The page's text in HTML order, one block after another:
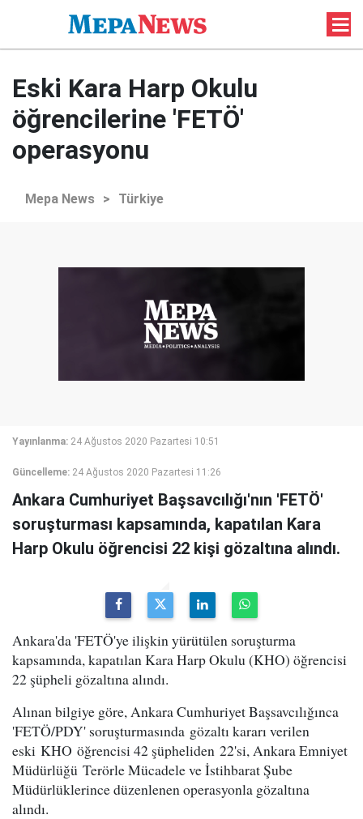
Eski Kara Harp Okulu
öğrencilerine 'FETÖ'
operasyonu
Mepa News > Türkiye
Yayınlanma: 24 Ağustos 2020 Pazartesi 10:51
Güncelleme: 24 Ağustos 2020 Pazartesi 11:26
Ankara Cumhuriyet Başsavcılığı'nın 'FETÖ'
soruşturması kapsamında, kapatılan Kara
Harp Okulu öğrencisi 22 kişi gözaltına alındı.
Ankara'da 'FETÖ'ye ilişkin yürütülen soruşturma
kapsamında, kapatılan Kara Harp Okulu (KHO) öğrencisi
22 şüpheli gözaltına alındı.
Alınan bilgiye göre, Ankara Cumhuriyet Başsavcılığınca
'FETÖ/PDY' soruşturmasında gözaltı kararı verilen
eski KHO öğrencisi 42 şüpheliden 22'si, Ankara Emniyet
Müdürlüğü Terörle Mücadele ve İstihbarat Şube
Müdürlüklerince düzenlenen operasyonla gözaltına
alındı.